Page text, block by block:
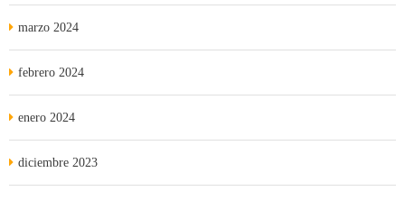
marzo 2024
febrero 2024
enero 2024
diciembre 2023